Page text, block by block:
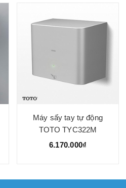
Máy sấy tay tự động
TOTO TYC322M
6.170.000₫